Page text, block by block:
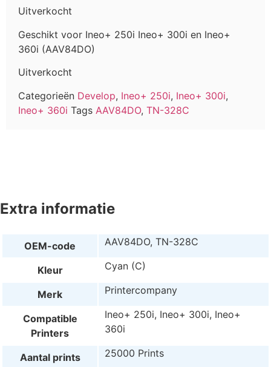
Uitverkocht
Geschikt voor Ineo+ 250i Ineo+ 300i en Ineo+
360i (AAV84DO)
Uitverkocht
Categorieën Develop, Ineo+ 250i, Ineo+ 300i,
Ineo+ 360i Tags AAV84DO, TN-328C
Extra informatie
OEM-code AAV84DO, TN-328C
Kleur Cyan (C)
Merk Printercompany
Compatible
Printers
Ineo+ 250i, Ineo+ 300i, Ineo+
360i
Aantal prints 25000 Prints